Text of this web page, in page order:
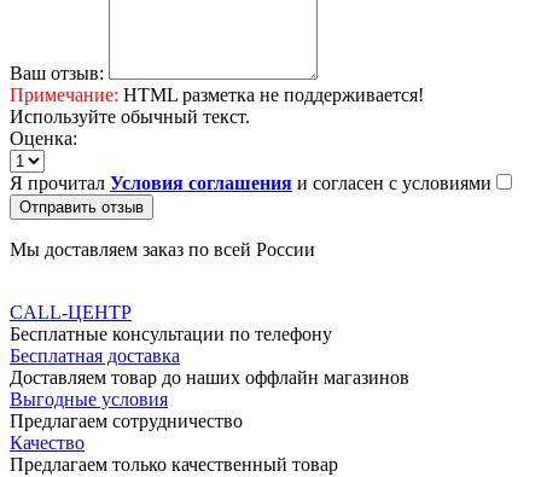
Ваш отзыв:
Примечание: HTML разметка не поддерживается!
Используйте обычный текст.
Оценка:
Я прочитал Условия соглашения и согласен с условиями
Отправить отзыв
Мы доставляем заказ по всей России
CALL-ЦЕНТР
Бесплатные консультации по телефону
Бесплатная доставка
Доставляем товар до наших оффлайн магазинов
Выгодные условия
Предлагаем сотрудничество
Качество
Предлагаем только качественный товар